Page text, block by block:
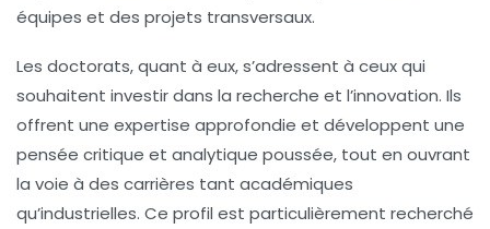
équipes et des projets transversaux.
Les doctorats, quant à eux, s’adressent à ceux qui
souhaitent investir dans la recherche et l’innovation. Ils
offrent une expertise approfondie et développent une
pensée critique et analytique poussée, tout en ouvrant
la voie à des carrières tant académiques
qu’industrielles. Ce profil est particulièrement recherché